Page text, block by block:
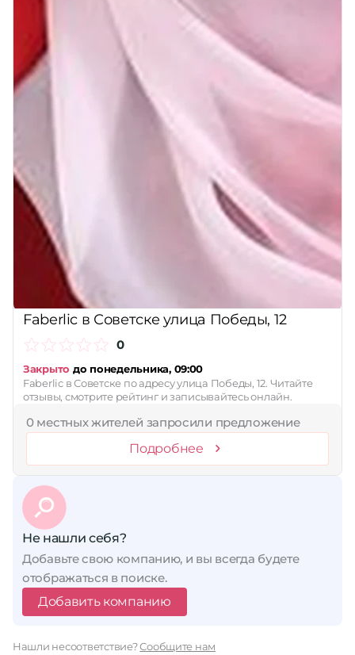
Faberlic в Советске улица Победы, 12
0
Закрыто до понедельника, 09:00
Faberlic в Советске по адресу улица Победы, 12. Читайте
отзывы, смотрите рейтинг и записывайтесь онлайн.
0 местных жителей запросили предложение
Подробнее
Не нашли себя?
Добавьте свою компанию, и вы всегда будете
отображаться в поиске.
Добавить компанию
Нашли несоответствие?Сообщите нам